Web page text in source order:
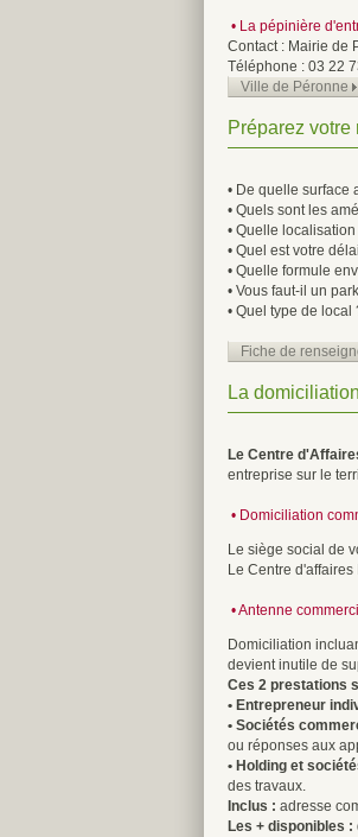
• La pépinière
Contact : Mairie de
Téléphone : 03 22
Ville de Péronne
Préparez
• De quelle surface
• Quels sont les
• Quelle
• Quel est votre
• Quelle formule
• Vous faut-il un
• Quel type de
Fiche de
La
Le Centre
entreprise sur le
• Domiciliation
Le siège social de
Le Centre
•Antenne
Domiciliation
devient inutile de
Ces 2 prestations
• Entrepreneur
• Sociétés
ou réponses aux
• Holding et
des travaux.
Inclus : adresse
Les + disponibles :